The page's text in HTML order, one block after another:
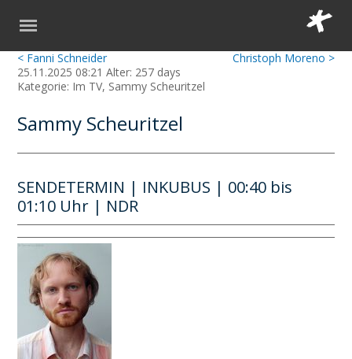
Christoph Moreno >
< Fanni Schneider
25.11.2025 08:21 Alter: 257 days
Kategorie: Im TV, Sammy Scheuritzel
Sammy Scheuritzel
SENDETERMIN | INKUBUS | 00:40 bis
01:10 Uhr | NDR